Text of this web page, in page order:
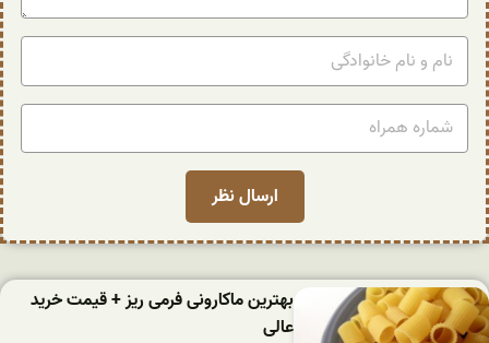
بهترین ماکارونی فرمی ریز + قیمت خرید
عالی